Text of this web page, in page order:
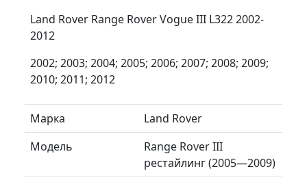
Land Rover Range Rover Vogue III L322 2002-
2012
2002; 2003; 2004; 2005; 2006; 2007; 2008; 2009;
2010; 2011; 2012
Марка
Land Rover
Модель
Range Rover III
рестайлинг (2005—2009)